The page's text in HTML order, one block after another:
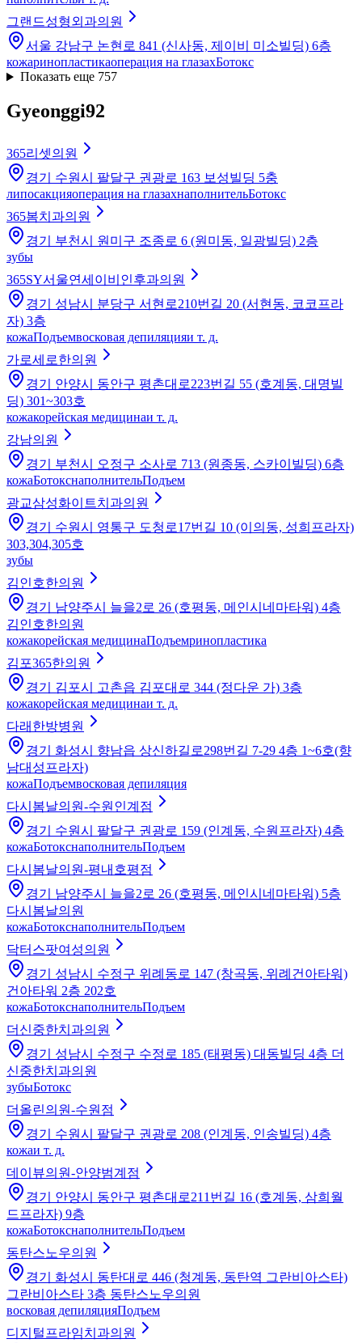
그랜드성형외과의원
서울 강남구 논현로 841 (신사동, 제이비 미소빌딩) 6층
кожаринопластикаоперация на глазахБотокс
Показать еще 757
Gyeonggi92
365리셋의원
경기 수원시 팔달구 권광로 163 보성빌딩 5충
липосакцияоперация на глазахнаполнительБотокс
365봄치과의원
경기 부천시 원미구 조종로 6 (원미동, 일광빌딩) 2층
зубы
365SY서울연세이비인후과의원
경기 성남시 분당구 서현로210번길 20 (서현동, 코코프라
자) 3층
кожаПодъемвосковая депиляцияи т. д.
가로세로한의원
경기 안양시 동안구 평촌대로223번길 55 (호계동, 대명빌
딩) 301~303호
кожакорейская медицинаи т. д.
강남의원
경기 부천시 오정구 소사로 713 (원종동, 스카이빌딩) 6층
кожаБотокснаполнительПодъем
광교삼성화이트치과의원
경기 수원시 영통구 도청로17번길 10 (이의동, 성희프라자)
303,304,305호
зубы
김인호한의원
경기 남양주시 늘을2로 26 (호평동, 메인시네마타워) 4층
김인호한의원
кожакорейская медицинаПодъемринопластика
김포365한의원
경기 김포시 고촌읍 김포대로 344 (정다운 가) 3층
кожакорейская медицинаи т. д.
다래한방병원
경기 화성시 향남읍 상신하길로298번길 7-29 4층 1~6호(향
남대성프라자)
кожаПодъемвосковая депиляция
다시봄날의원-수원인계점
경기 수원시 팔달구 권광로 159 (인계동, 수원프라자) 4층
кожаБотокснаполнительПодъем
다시봄날의원-평내호평점
경기 남양주시 늘을2로 26 (호평동, 메인시네마타워) 5층
다시봄날의원
кожаБотокснаполнительПодъем
닥터스팟여성의원
경기 성남시 수정구 위례동로 147 (창곡동, 위례건아타워)
건아타워 2층 202호
кожаБотокснаполнительПодъем
더신중한치과의원
경기 성남시 수정구 수정로 185 (태평동) 대동빌딩 4층 더
신중한치과의원
зубыБотокс
더올린의원-수원점
경기 수원시 팔달구 권광로 208 (인계동, 인송빌딩) 4층
кожаи т. д.
데이뷰의원-안양범계점
경기 안양시 동안구 평촌대로211번길 16 (호계동, 삼희월
드프라자) 9층
кожаБотокснаполнительПодъем
동탄스노우의원
경기 화성시 동탄대로 446 (청계동, 동탄역 그란비아스타)
그란비아스타 3층 동탄스노우의원
восковая депиляцияПодъем
디지털프라임치과의원